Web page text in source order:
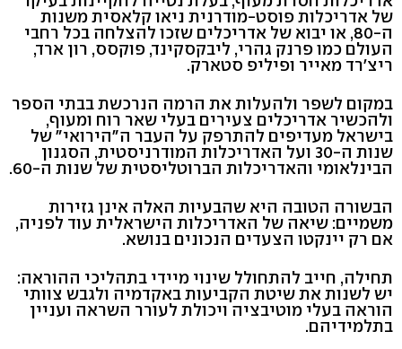
של אדריכלות פוסט-מודרנית ניאו קלאסית משנות
ה-80, או יבוא של אדריכלים שזכו להצלחה בכל רחבי
העולם כמו פרנק גהרי, ליבקסקינד, פוקסס, רון ארד,
ריצ'רד מאייר ופיליפ סטארק.
במקום לשפר ולהעלות את הרמה הנרכשת בבתי הספר
ולהכשיר אדריכלים צעירים בעלי שאר רוח ומעוף,
בישראל מעדיפים להתרפק על העבר ה"הירואי" של
שנות ה-30 ועל האדריכלות המודרניסטית, הסגנון
הבינלאומי והאדריכלות הברוטליסטית של שנות ה-60.
הבשורה הטובה היא שהבעיות האלה אינן גזירות
משמיים: שיאה של האדריכלות הישראלית עוד לפניה,
אם רק יינקטו הצעדים הנכונים בנושא.
תחילה, חייב להתחולל שינוי מיידי בתהליכי ההוראה:
יש לשנות את שיטת הקביעות באקדמיה ולגבש צוותי
הוראה בעלי מוטיבציה ויכולת לעורר השראה ועניין
בתלמידיהם.